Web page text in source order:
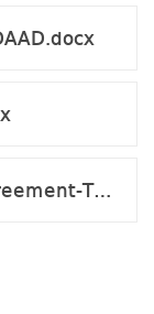
Appendix1_Learning-agreement-Traineeship_SMP.docx